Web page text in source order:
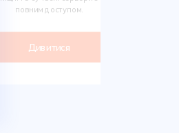
повним доступом.
Дивитися